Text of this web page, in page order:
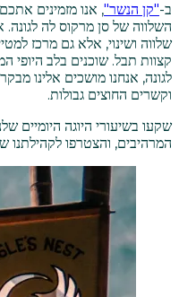
ב-"קן הנשר", אנו מזמינים
השלווה של סן מרקוס לה
שלווה ושינוי, אלא גם מרכז
קצוות תבל. שוכנים בלב היופי
לגונה, אנחנו מושכים אלינו
וקשרים החוצים גבולות.
שקעו בשיעורי היוגה היומיים
המרהיבים, והצטרפו לקהילתנו